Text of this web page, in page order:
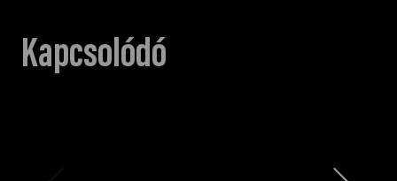
Kapcsolódó